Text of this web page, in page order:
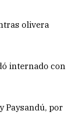
olivera
internado con
Paysandú, por